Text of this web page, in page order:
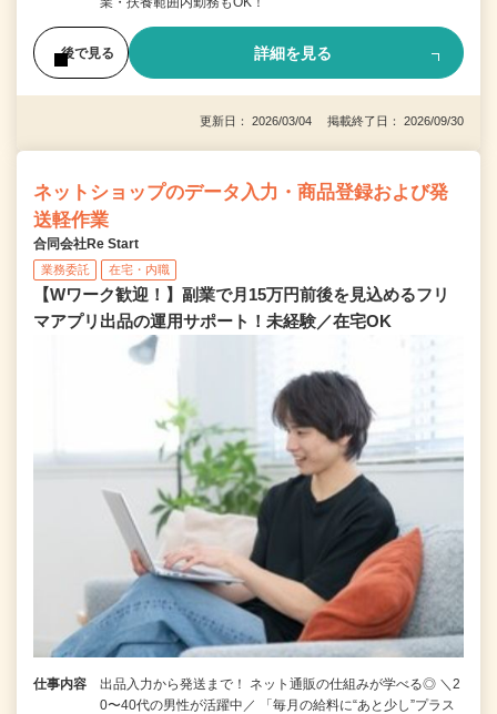
後で見る 詳細を見る
更新日： 2026/03/04 掲載終了日： 2026/09/30
ネットショップのデータ入力・商品登録および発
送軽作業
合同会社Re Start
業務委託 在宅・内職
【Wワーク歓迎！】副業で月15万円前後を見込めるフリ
マアプリ出品の運用サポート！未経験／在宅OK
仕事内容
出品入力から発送まで！ ネット通販の仕組みが学べる◎ ＼2
0〜40代の男性が活躍中／ 「毎月の給料に“あと少し”プラス